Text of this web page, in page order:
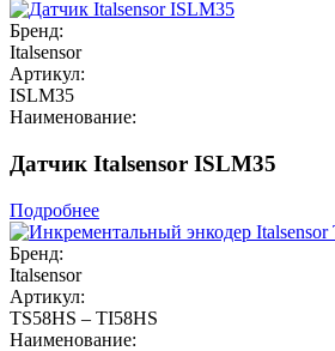
Бренд:
Italsensor
Артикул:
ISLM35
Наименование:
Датчик Italsensor ISLM35
Подробнее
Бренд:
Italsensor
Артикул:
TS58HS – TI58HS
Наименование: